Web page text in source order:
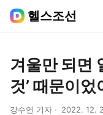
헬스조선
겨울만 되면
것’ 때문이었
강수연 기자 2022. 12.